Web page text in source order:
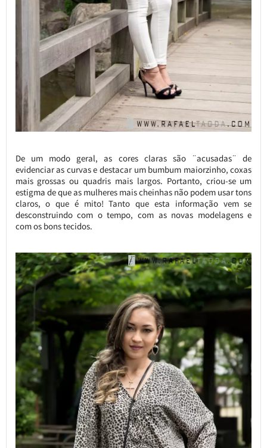
De um modo geral, as cores claras são ¨acusadas¨ de
evidenciar as curvas e destacar um bumbum maiorzinho, coxas
mais grossas ou quadris mais largos. Portanto, criou-se um
estigma de que as mulheres mais cheinhas não podem usar tons
claros, o que é mito! Tanto que esta informação vem se
desconstruindo com o tempo, com as novas modelagens e
com os bons tecidos.